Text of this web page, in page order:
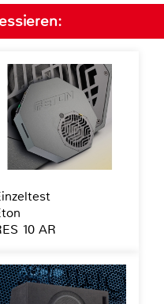
10 AR